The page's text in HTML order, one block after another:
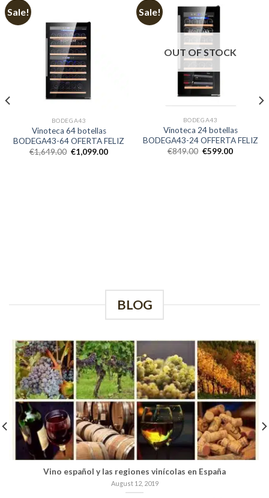
Sale!
BODEGA43
Vinoteca 64 botellas
BODEGA43-64 OFERTA FELIZ
€1,649.00 €1,099.00
Sale!
OUT OF STOCK
BODEGA43
Vinoteca 24 botellas
BODEGA43-24 OFFERTA FELIZ
€849.00 €599.00
BLOG
Vino español y las regiones vinícolas en España
August 12, 2019